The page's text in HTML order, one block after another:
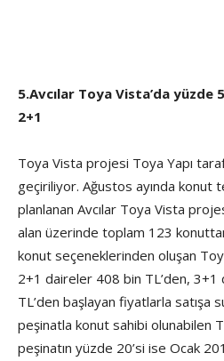
5.Avcılar Toya Vista’da yüzde
2+1
Toya Vista projesi Toya Yapı
geçiriliyor. Ağustos ayında konut
planlanan Avcılar Toya Vista
alan üzerinde toplam 123
konut seçeneklerinden oluşan
2+1 daireler 408 bin TL’den,
TL’den başlayan fiyatlarla satışa
peşinatla konut sahibi olunabilen
peşinatın yüzde 20’si ise Ocak